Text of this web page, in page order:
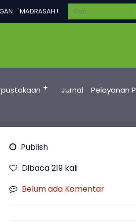
: "MADRASAH UNGGUL DALAM PRESTASI,
Jurnal Pelayanan
Publish
Dibaca 219 kali
Belum ada Komentar